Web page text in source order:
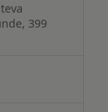
399